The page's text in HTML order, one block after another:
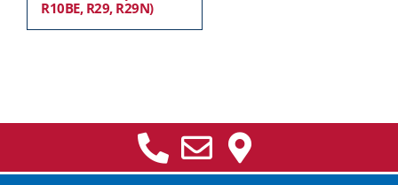
R10BE, R29, R29N)